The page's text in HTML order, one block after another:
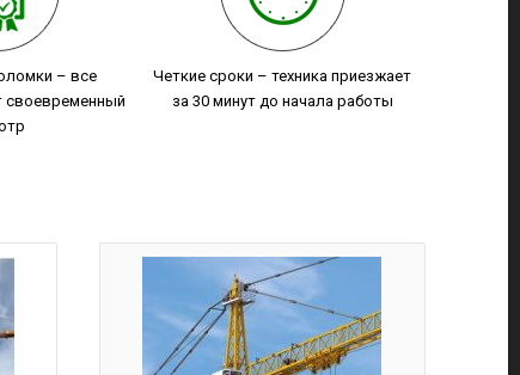
– все
Четкие сроки – техника приезжает
за 30 минут до начала работы